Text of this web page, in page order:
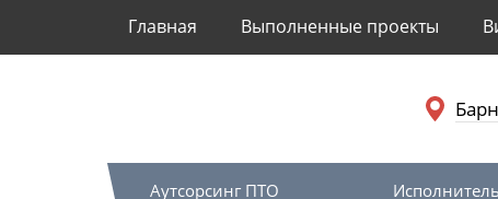
Главная Выполненные проекты
Аутсорсинг ПТО